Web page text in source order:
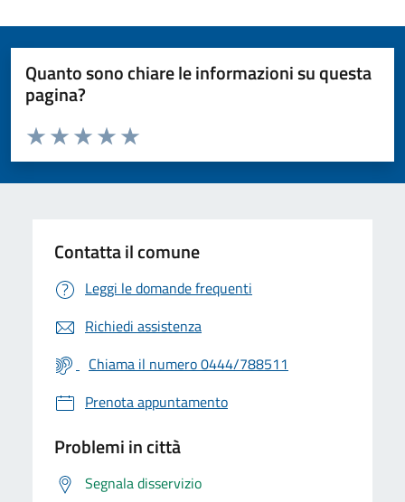
Quanto sono chiare le informazioni su questa
pagina?
Valuta da 1 a 5 stelle la pagina
Valuta 5 stelle su 5
Valuta 4 stelle su 5
Valuta 3 stelle su 5
Valuta 2 stelle su 5
Valuta 1 stelle su 5
Contatta il comune
Leggi le domande frequenti
Richiedi assistenza
Chiama il numero 0444/788511
Prenota appuntamento
Problemi in città
Segnala disservizio